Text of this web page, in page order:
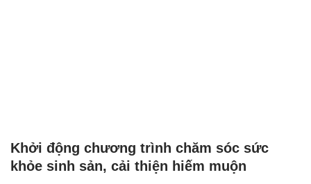
Khởi động chương trình chăm sóc sức
khỏe sinh sản, cải thiện hiếm muộn